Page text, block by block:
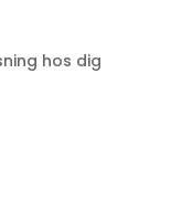
hos dig